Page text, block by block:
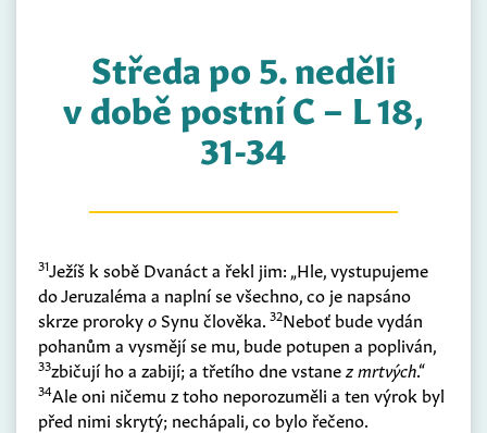
Středa po 5. neděli
v době postní C – L 18,
31-34
31Ježíš k sobě Dvanáct a řekl jim: „Hle, vystupujeme
do Jeruzaléma a naplní se všechno, co je napsáno
skrze prorokyo Synu člověka. 32Neboť bude vydán
pohanům a vysmějí se mu, bude potupen a popliván,
33zbičují ho a zabijí; a třetího dne vstanez mrtvých.“
34Ale oni ničemu z toho neporozuměli a ten výrok byl
před nimi skrytý; nechápali, co bylo řečeno.